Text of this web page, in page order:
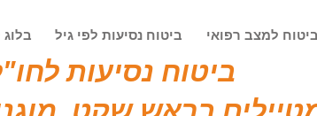
ביטוח למצב רפואי ביטוח נסיעות לפי גיל
ביטוח נסיעות